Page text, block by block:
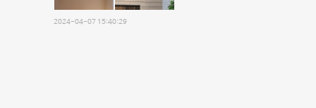
2024-04-07 15:40:29